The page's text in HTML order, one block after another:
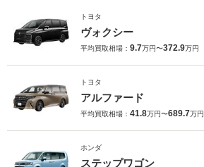
トヨタ
ヴォクシー
平均買取相場： 9.7万円〜372.9万円
トヨタ
アルファード
平均買取相場： 41.8万円〜689.7万円
ホンダ
ステップワゴン